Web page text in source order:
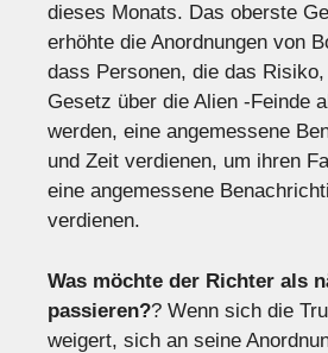
dieses Monats. Das oberste
erhöhte die Anordnungen von
dass Personen, die das
Gesetz über die Alien -Feinde
werden, eine angemessene
und Zeit verdienen, um ihren
eine angemessene
verdienen.
Was möchte der Richter als
passieren?? Wenn sich die
weigert, sich an seine